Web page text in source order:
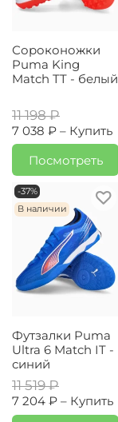
Сороконожки
Puma King
Match TT - белый
11 198 ₽
7 038 ₽ – Купить
Посмотреть
-37%
В наличии
Футзалки Puma
Ultra 6 Match IT -
синий
11 519 ₽
7 204 ₽ – Купить